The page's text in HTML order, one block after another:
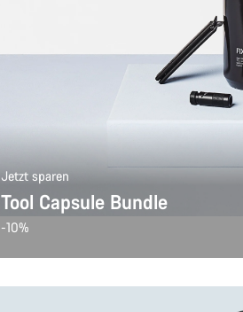
Jetzt sparen
Tool Capsule Bundle
-10%